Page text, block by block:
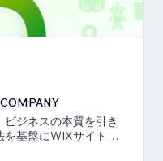
ジネスの本質を引き
を基盤にWIXサイト・